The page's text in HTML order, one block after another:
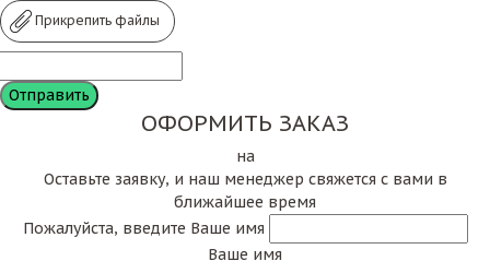
Прикрепить файлы
ОФОРМИТЬ ЗАКАЗ
на
Оставьте заявку, и наш менеджер свяжется с вами в
ближайшее время
Пожалуйста, введите Ваше имя
Ваше имя